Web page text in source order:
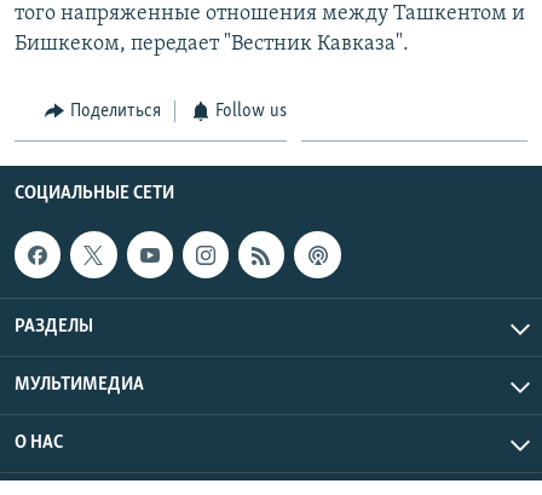
того напряженные отношения между Ташкентом и
Бишкеком, передает "Вестник Кавказа".
Поделиться Follow us
СОЦИАЛЬНЫЕ СЕТИ
РАЗДЕЛЫ
МУЛЬТИМЕДИА
О НАС